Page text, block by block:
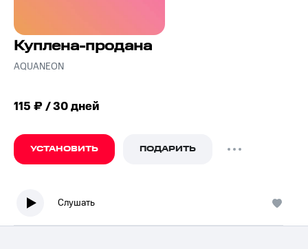
Куплена-продана
AQUANEON
115 ₽ / 30 дней
УСТАНОВИТЬ ПОДАРИТЬ
Слушать